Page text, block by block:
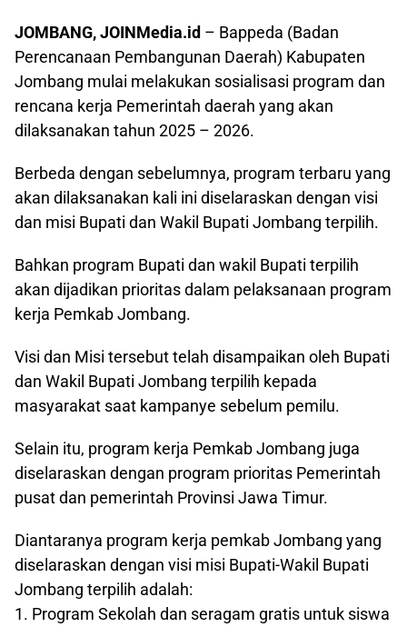
JOMBANG, JOINMedia.id – Bappeda (Badan
Perencanaan Pembangunan Daerah) Kabupaten
Jombang mulai melakukan sosialisasi program dan
rencana kerja Pemerintah daerah yang akan
dilaksanakan tahun 2025 – 2026.
Berbeda dengan sebelumnya, program terbaru yang
akan dilaksanakan kali ini diselaraskan dengan visi
dan misi Bupati dan Wakil Bupati Jombang terpilih.
Bahkan program Bupati dan wakil Bupati terpilih
akan dijadikan prioritas dalam pelaksanaan program
kerja Pemkab Jombang.
Visi dan Misi tersebut telah disampaikan oleh Bupati
dan Wakil Bupati Jombang terpilih kepada
masyarakat saat kampanye sebelum pemilu.
Selain itu, program kerja Pemkab Jombang juga
diselaraskan dengan program prioritas Pemerintah
pusat dan pemerintah Provinsi Jawa Timur.
Diantaranya program kerja pemkab Jombang yang
diselaraskan dengan visi misi Bupati-Wakil Bupati
Jombang terpilih adalah:
1. Program Sekolah dan seragam gratis untuk siswa